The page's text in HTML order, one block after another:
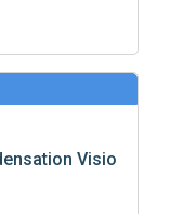
Visio